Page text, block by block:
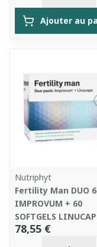
Ajouter au
Nutriphyt
Fertility Man DUO
IMPROVUM + 60
SOFTGELS
78,55 €